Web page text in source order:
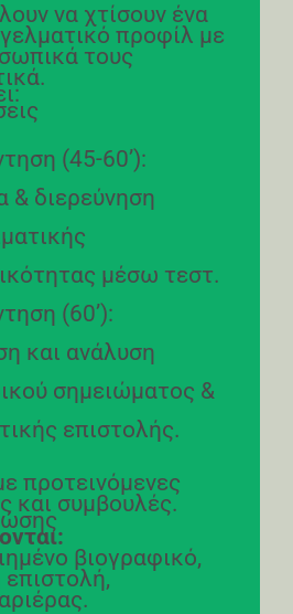
να χτίσουν ένα
προφίλ με
τους
(45-60’):
& διερεύνηση
μέσω τεστ.
(60’):
και ανάλυση
σημειώματος &
επιστολής.
προτεινόμενες
και συμβουλές.
βιογραφικό,
επιστολή,